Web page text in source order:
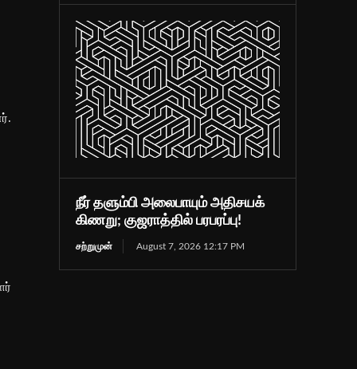
நீர் தளும்பி அலைபாயும் அதிசயக்
கிணறு; குஜராத்தில் பரபரப்பு!
சற்றுமுன் August 7, 2026 12:17 PM